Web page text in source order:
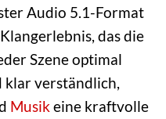
Audio 5.1-Format
das die
Szene optimal
klar verständlich,
Musikeine kraftvolle